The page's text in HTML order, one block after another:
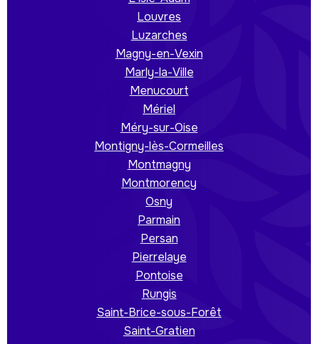
Louvres
Luzarches
Magny-en-Vexin
Marly-la-Ville
Menucourt
Mériel
Méry-sur-Oise
Montigny-lès-Cormeilles
Montmagny
Montmorency
Osny
Parmain
Persan
Pierrelaye
Pontoise
Rungis
Saint-Brice-sous-Forêt
Saint-Gratien